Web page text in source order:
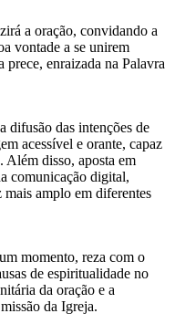
a oração, convidando a
vontade a se unirem
prece, enraizada na Palavra
difusão das intenções de
acessível e orante, capaz
Além disso, aposta em
comunicação digital,
amplo em diferentes
momento, reza com o
de espiritualidade no
da oração e a
da Igreja.